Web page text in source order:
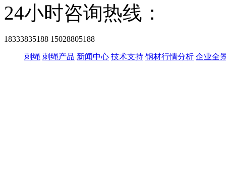
24小时咨询热线：
18333835188 15028805188
刺绳 刺绳产品 新闻中心 技术支持 钢材行情分析 企业全